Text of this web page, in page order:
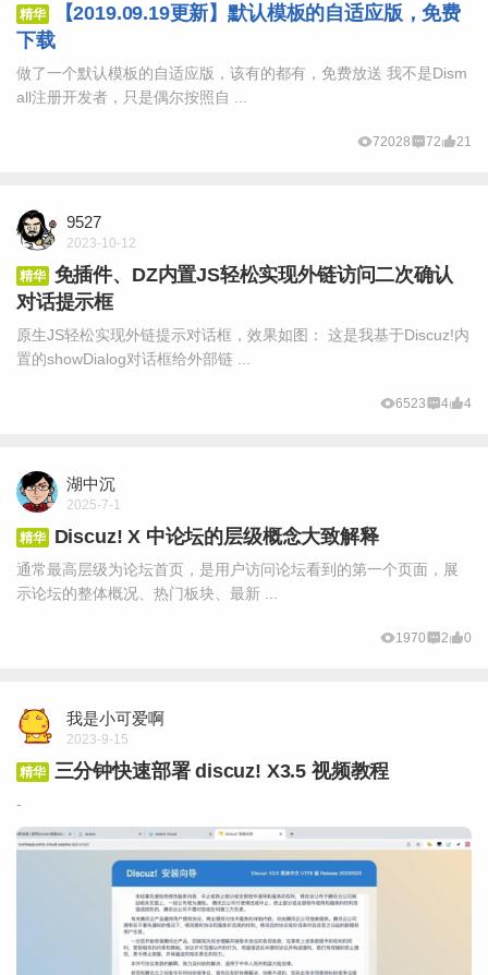
精华
【2019.09.19更新】默认模板的自适应版，免费
下载
做了一个默认模板的自适应版，该有的都有，免费放送 我不是Dism
all注册开发者，只是偶尔按照自 ...
72028 72 21
9527
2023-10-12
精华 免插件、DZ内置JS轻松实现外链访问二次确认
对话提示框
原生JS轻松实现外链提示对话框，效果如图： 这是我基于Discuz!内
置的showDialog对话框给外部链 ...
6523 4 4
湖中沉
2025-7-1
精华 Discuz! X 中论坛的层级概念大致解释
通常最高层级为论坛首页，是用户访问论坛看到的第一个页面，展
示论坛的整体概况、热门板块、最新 ...
1970 2 0
我是小可爱啊
2023-9-15
精华 三分钟快速部署 discuz! X3.5 视频教程
-